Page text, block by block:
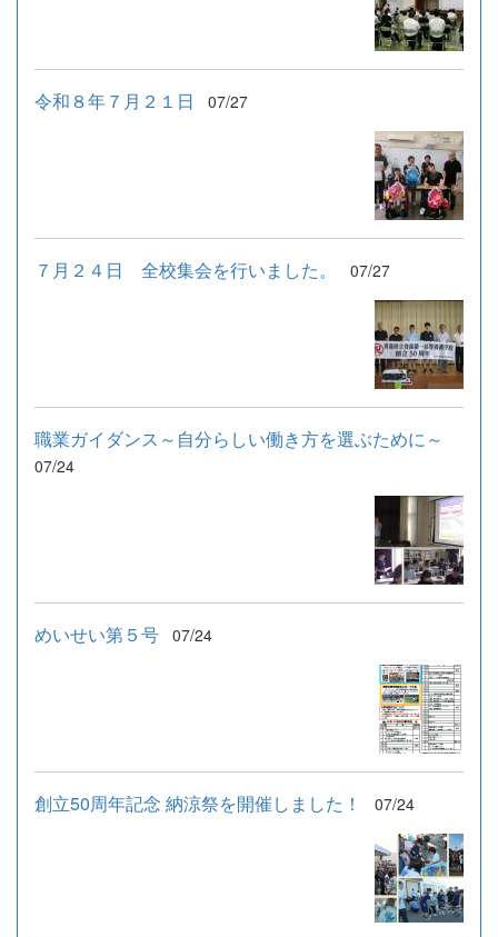
令和８年７月２１日 07/27
７月２４日 全校集会を行いました。 07/27
職業ガイダンス～自分らしい働き方を選ぶために～
07/24
めいせい第５号 07/24
創立50周年記念 納涼祭を開催しました！ 07/24